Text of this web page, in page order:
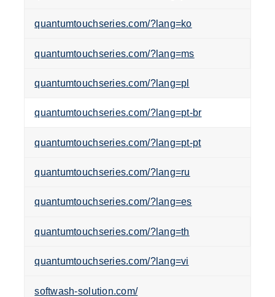
quantumtouchseries.com/?lang=ko
quantumtouchseries.com/?lang=ms
quantumtouchseries.com/?lang=pl
quantumtouchseries.com/?lang=pt-br
quantumtouchseries.com/?lang=pt-pt
quantumtouchseries.com/?lang=ru
quantumtouchseries.com/?lang=es
quantumtouchseries.com/?lang=th
quantumtouchseries.com/?lang=vi
softwash-solution.com/